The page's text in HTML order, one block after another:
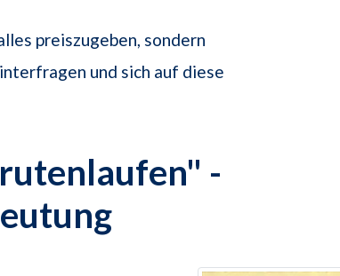
preiszugeben, sondern
und sich auf diese
-